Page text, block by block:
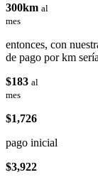
300km al
mes
entonces, con
de pago por km
$183 al
mes
$1,726
pago inicial
$3,922